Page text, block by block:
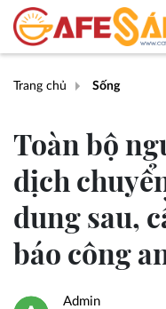
Trang chủ Sống
Toàn bộ
dịch
dung sau,
báo công
Admin